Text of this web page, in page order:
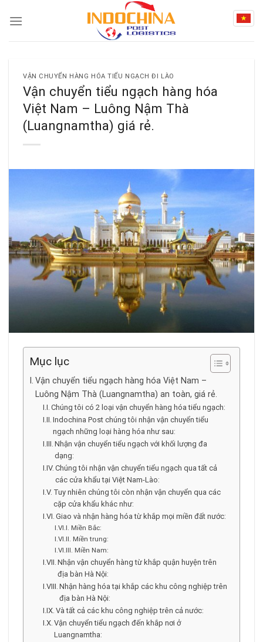
VẬN CHUYỂN HÀNG HÓA TIỂU NGẠCH ĐI LÀO
Vận chuyển tiểu ngạch hàng hóa
Việt Nam – Luông Nậm Thà
(Luangnamtha) giá rẻ.
Mục lục
Vận chuyển tiểu ngạch hàng hóa Việt Nam –
Luông Nậm Thà (Luangnamtha) an toàn, giá rẻ.
Chúng tôi có 2 loại vận chuyển hàng hóa tiểu ngạch:
Indochina Post chúng tôi nhận vận chuyển tiểu
ngạch những loại hàng hóa như sau:
Nhận vận chuyển tiểu ngạch với khối lượng đa
dạng:
Chúng tôi nhận vận chuyển tiểu ngạch qua tất cả
các cửa khẩu tại Việt Nam-Lào:
Tuy nhiên chúng tôi còn nhận vận chuyển qua các
cặp cửa khẩu khác như:
Giao và nhận hàng hóa từ khắp mọi miền đất nước:
Miền Bắc:
Miền trung:
Miền Nam:
Nhận vận chuyển hàng từ khắp quận huyện trên
địa bàn Hà Nội:
Nhận hàng hóa tại khắp các khu công nghiệp trên
địa bàn Hà Nội:
Và tất cả các khu công nghiệp trên cả nước:
Vận chuyển tiểu ngạch đến khắp nơi ở
Luangnamtha: